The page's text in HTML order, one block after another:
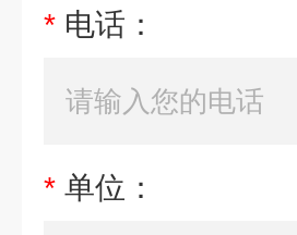
* 电话：
* 单位：